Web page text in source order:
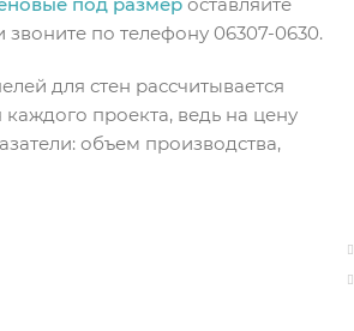
под размер оставляйте
звоните по телефону 06307-0630.
для стен рассчитывается
проекта, ведь на цену
объем производства,